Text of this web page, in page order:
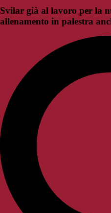
Svilar già al lavoro per la
allenamento in palestra